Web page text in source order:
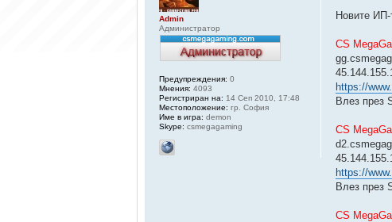
Новите ИП-
CS
https://
Влез през
CS
https://
Влез през
CS
Admin
Администратор
Предупреждения: 0
Мнения: 4093
Регистриран на: 14 Сеп 2010, 17:48
Местоположение: гр. София
Име в игра: demon
Skype: csmegagaming